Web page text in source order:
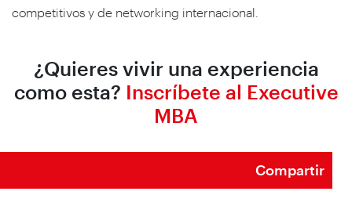
competitivos y de networking internacional.
¿Quieres vivir una experiencia
como esta? Inscríbete al Executive
MBA
Compartir